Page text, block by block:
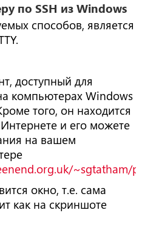
по SSH из Windows
способов, является
доступный для
компьютерах Windows
того, он находится
и его можете
на вашем
~sgtatham/
окно, т.е. сама
как на скриншоте